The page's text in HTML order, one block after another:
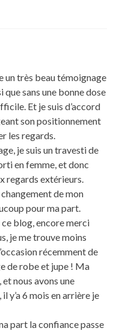
un très beau témoignage
sans une bonne dose
Et je suis d’accord
son positionnement
les regards.
je suis un travesti de
en femme, et donc
regards extérieurs.
changement de mon
pour ma part.
ce blog, encore merci
je me trouve moins
récemment de
de robe et jupe ! Ma
nous avons une
y’a 6 mois en arrière je
part la confiance passe